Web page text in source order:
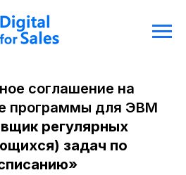
соглашение на
программы для ЭВМ
регулярных
задач по